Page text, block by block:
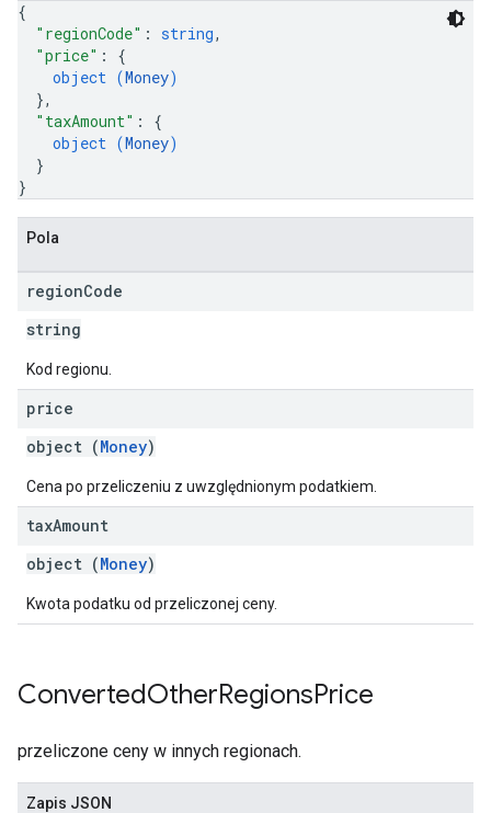
{
"regionCode" : string,
"price" : {
object (Money)
},
"taxAmount" : {
object (Money)
}
}
Pola
regionCode
string
Kod regionu.
price
object (Money)
Cena po przeliczeniu z uwzględnionym podatkiem.
taxAmount
object (Money)
Kwota podatku od przeliczonej ceny.
ConvertedOtherRegionsPrice
przeliczone ceny w innych regionach.
Zapis JSON